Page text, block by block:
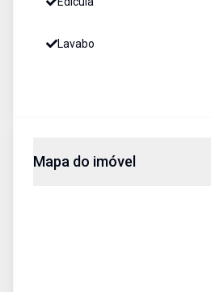
Lavabo
Mapa do imóvel